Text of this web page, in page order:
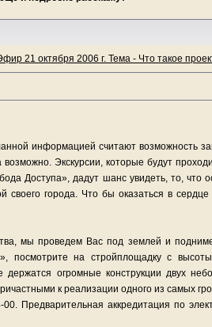
21 октября 2006 г. Тема - Что такое
информацией считают возможность
Экскурсии, которые будут
Доступа», дадут шанс увидеть, то, что
своего города. Что бы оказаться в
мы проведем Вас под землей и
посмотрите на стройплощадку с
огромные конструкции двух
к реализации одного из самых
Предварительная аккредитация по